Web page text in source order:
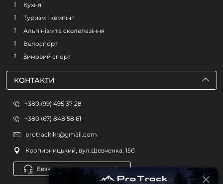
Кухня
Туризм і кемпінг
Альпінізм та скелелазіння
Велоспорт
Зимовий спорт
КОНТАКТИ
+380 (99) 495 37 28
+380 (67) 848 58 61
protrack.kr@gmail.com
Кропивницький, вул.Шевченка, 15б
Безкоштовна консультація